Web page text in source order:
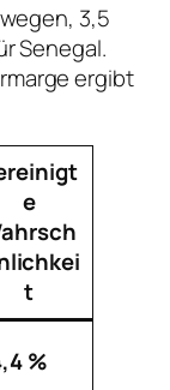
3,5
Senegal.
ergibt
e
t
%